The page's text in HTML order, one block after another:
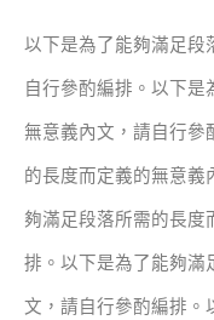
以下是為了能夠滿足段
自行參酌編排。 以下是
無意義內文，請自行參
的長度而定義的無意義
夠滿足段落所需的長度
排。 以下是為了能夠滿
文，請自行參酌編排。